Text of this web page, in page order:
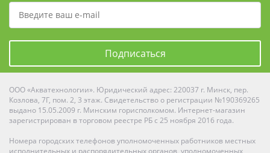
Подписаться
ООО «Акватехнологии». Юридический адрес: 220037 г. Минск, пер.
Козлова, 7Г, пом. 2, 3 этаж. Свидетельство о регистрации №190369265
выдано 15.05.2009 г. Минским горисполкомом. Интернет-магазин
зарегистрирован в торговом реестре РБ с 25 ноября 2016 года.
Номера городских телефонов уполномоченных работников местных
исполнительных и распорядительных органов, уполномоченных